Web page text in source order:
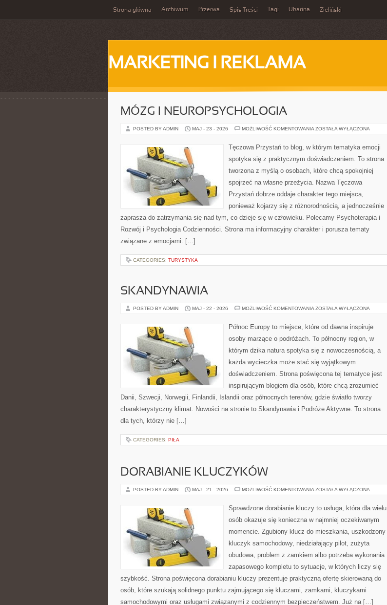
Strona główna Archiwum Przerwa Spis Treści Tagi Ukarina Zieliński
MARKETING I REKLAMA
MÓZG I NEUROPSYCHOLOGIA
POSTED BY ADMIN MAJ - 23 - 2026 MOŻLIWOŚĆ KOMENTOWANIA MÓZG
ZOSTAŁA WYŁĄCZONA
Tęczowa Przystań to blog, w którym tematyka emocji
spotyka się z praktycznym doświadczeniem. To strona
tworzona z myślą o osobach, które chcą spokojniej
spojrzeć na własne przeżycia. Nazwa Tęczowa
Przystań dobrze oddaje charakter tego miejsca,
ponieważ kojarzy się z różnorodnością, a jednocześnie
zaprasza do zatrzymania się nad tym, co dzieje się w człowieku. Polecamy Psychoterapia i
Rozwój i Psychologia Codzienności. Strona ma informacyjny charakter i porusza tematy
związane z emocjami. […]
CATEGORIES: TURYSTYKA
SKANDYNAWIA
POSTED BY ADMIN MAJ - 22 - 2026 MOŻLIWOŚĆ KOMENTOWANIA SKANDYNAWIA
ZOSTAŁA WYŁĄCZONA
Północ Europy to miejsce, które od dawna inspiruje
osoby marzące o podróżach. To północny region, w
którym dzika natura spotyka się z nowoczesnością, a
każda wycieczka może stać się wyjątkowym
doświadczeniem. Strona poświęcona tej tematyce jest
inspirującym blogiem dla osób, które chcą zrozumieć
Danii, Szwecji, Norwegii, Finlandii, Islandii oraz północnych terenów, gdzie światło tworzy
charakterystyczny klimat. Nowości na stronie to Skandynawia i Podróże Aktywne. To strona
dla tych, którzy nie […]
CATEGORIES: PIŁA
DORABIANIE KLUCZYKÓW
POSTED BY ADMIN MAJ - 21 - 2026 MOŻLIWOŚĆ KOMENTOWANIA DORABIANIE
ZOSTAŁA WYŁĄCZONA
Sprawdzone dorabianie kluczy to usługa, która dla wielu
osób okazuje się konieczna w najmniej oczekiwanym
momencie. Zgubiony klucz do mieszkania, uszkodzony
kluczyk samochodowy, niedziałający pilot, zużyta
obudowa, problem z zamkiem albo potrzeba wykonania
zapasowego kompletu to sytuacje, w których liczy się
szybkość. Strona poświęcona dorabianiu kluczy prezentuje praktyczną ofertę skierowaną do
osób, które szukają solidnego punktu zajmującego się kluczami, zamkami, kluczykami
samochodowymi oraz usługami związanymi z codziennym bezpieczeństwem. Już na […]